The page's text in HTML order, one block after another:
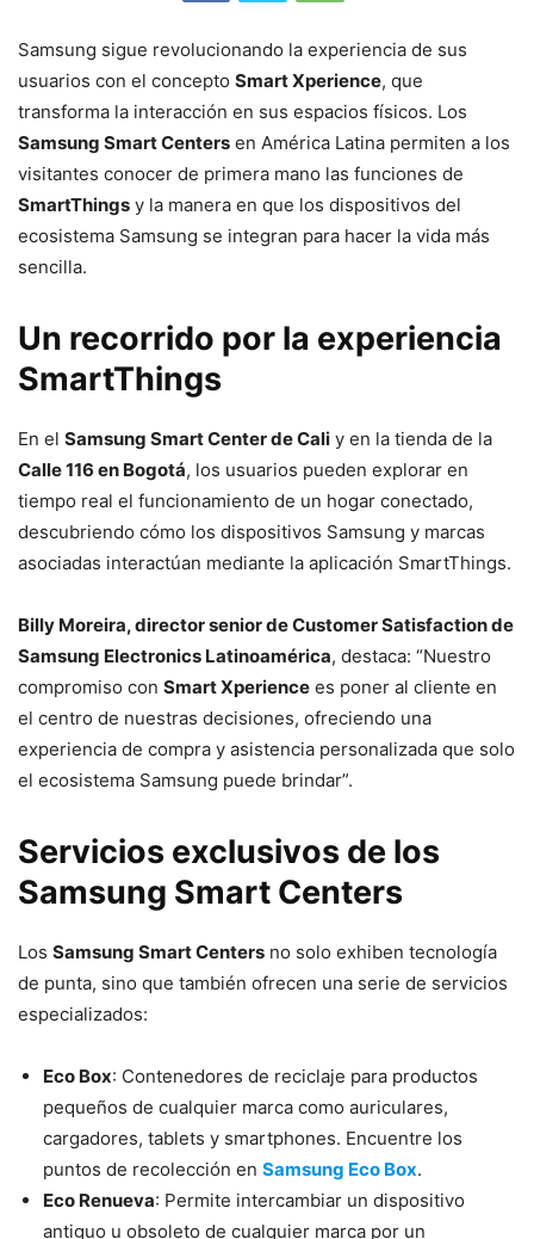
Samsung sigue revolucionando la experiencia de sus
usuarios con el concepto Smart Xperience, que
transforma la interacción en sus espacios físicos. Los
Samsung Smart Centers en América Latina permiten a los
visitantes conocer de primera mano las funciones de
SmartThings y la manera en que los dispositivos del
ecosistema Samsung se integran para hacer la vida más
sencilla.
Un recorrido por la experiencia
SmartThings
En el Samsung Smart Center de Cali y en la tienda de la
Calle 116 en Bogotá, los usuarios pueden explorar en
tiempo real el funcionamiento de un hogar conectado,
descubriendo cómo los dispositivos Samsung y marcas
asociadas interactúan mediante la aplicación SmartThings.
Billy Moreira, director senior de Customer Satisfaction de
Samsung Electronics Latinoamérica, destaca: “Nuestro
compromiso con Smart Xperience es poner al cliente en
el centro de nuestras decisiones, ofreciendo una
experiencia de compra y asistencia personalizada que solo
el ecosistema Samsung puede brindar”.
Servicios exclusivos de los
Samsung Smart Centers
Los Samsung Smart Centers no solo exhiben tecnología
de punta, sino que también ofrecen una serie de servicios
especializados:
Eco Box: Contenedores de reciclaje para productos
pequeños de cualquier marca como auriculares,
cargadores, tablets y smartphones. Encuentre los
puntos de recolección en Samsung Eco Box.
Eco Renueva: Permite intercambiar un dispositivo
antiguo u obsoleto de cualquier marca por un